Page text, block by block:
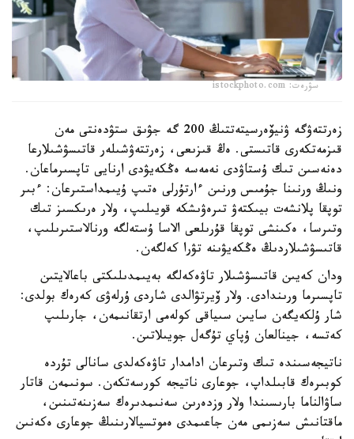
سۋرەت: istockphoto.com
زەرتتەۋگە ۋنيۆەرسيتەتتىڭ 200 گە جۋىق ستۋدەنتى مەن
قىزمەتكەرى قاتىستى. ەڭ قىزىعى، زەرتتەۋشىلەر قاتىسۋشىلارعا
دەنەسىن تىك ۇستاۋدى نەمەسە ەڭكەيۋدى ارنايى تاپسىرماعان.
ونىڭ ورنىنا جۇمىس ورنىن ءارتۇرلى ەتىپ ۇيىمداستىرعان: ءبىر
توپقا پلانشەت بيىكتەۋ تىرەۋىشكە قويىلىپ، ولار ەرىكسىز تىك
وتىرسا، ەكىنشى توپقا قۇرىلعى الاسا ۇستەلگە ورنالاستىرىلىپ،
قاتىسۋشىلاردىڭ ەڭكەيۋىنە تۋرا كەلگەن.
ودان كەيىن قاتىسۋشىلار تاۋەكەلگە بەيىمدىلىكتى باعالايتىن
تاپسىرما ورىندادى. ولار ۆيرتۋالدى شاردى ۇرلەۋى كەرەك بولدى:
شار ۇلكەيگەن سايىن سىياقى كولەمى ارتقانىمەن، جارىلىپ
كەتسە، جينالعان ۇپاي تۇگەل جويىلاتىن.
ناتيجەسىندە تىك وتىرعان ادامدار تاۋەكەلدى سانالى تۇردە
كوبىرەك قابىلداپ، جوعارى ناتيجە كورسەتكەن. سونىمەن قاتار
ساۋالناما بارىسىندا ولار وزدەرىن سەنىمدىرەك سەزىنەتىنىن،
ماقتانىش سەزىمى مەن جاعىمدى ەموتسيالارىنىڭ جوعارى ەكەنىن